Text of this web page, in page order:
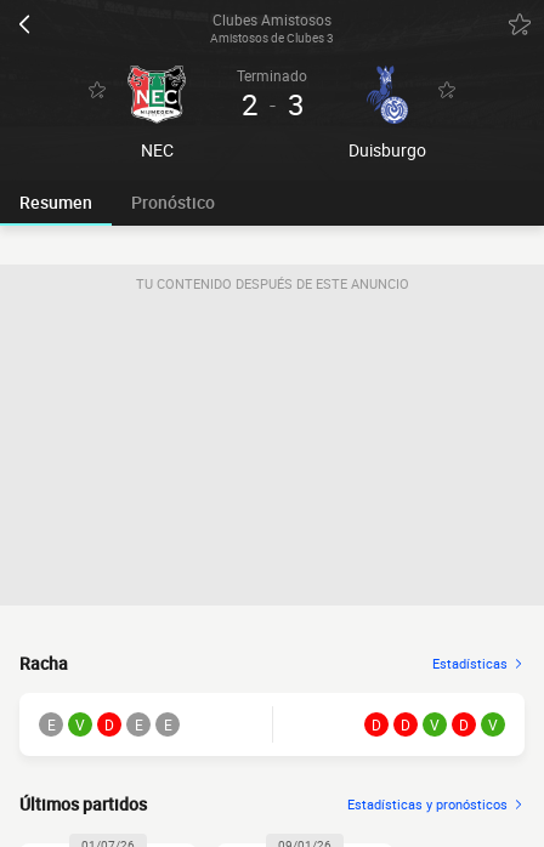
Clubes Amistosos
Amistosos de Clubes 3
NEC
Terminado
2 - 3
Duisburgo
Resumen Pronóstico
TU CONTENIDO DESPUÉS DE ESTE ANUNCIO
Racha Estadísticas
E V D E E D D V D V
Últimos partidos Estadísticas y pronósticos